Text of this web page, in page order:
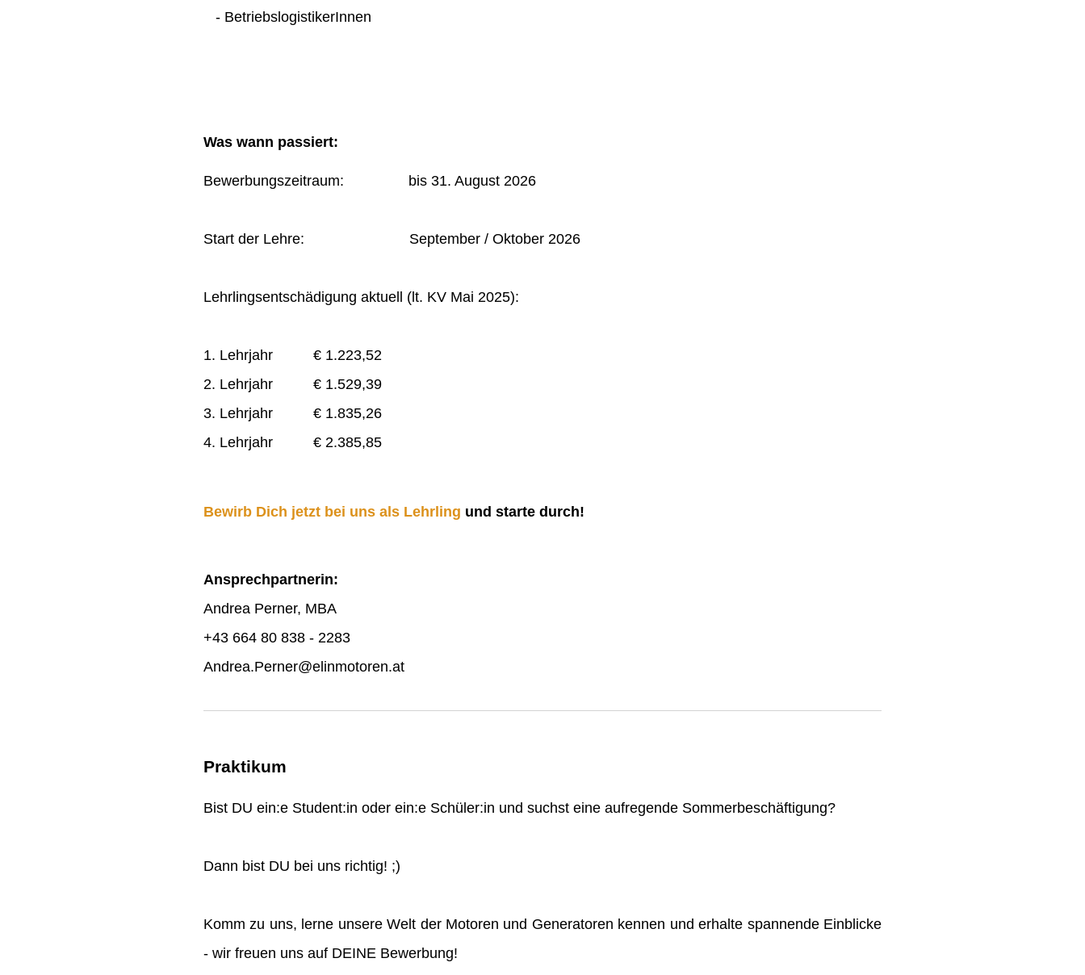
- BetriebslogistikerInnen
Was wann passiert:
Bewerbungszeitraum: bis 31. August 2026
Start der Lehre: September / Oktober 2026
Lehrlingsentschädigung aktuell (lt. KV Mai 2025):
1. Lehrjahr € 1.223,52
2. Lehrjahr € 1.529,39
3. Lehrjahr € 1.835,26
4. Lehrjahr € 2.385,85
Bewirb Dich jetzt bei uns als Lehrling und starte durch!
Ansprechpartnerin:
Andrea Perner, MBA
+43 664 80 838 - 2283
Andrea.Perner@elinmotoren.at
Praktikum
Bist DU ein:e Student:in oder ein:e Schüler:in und suchst eine aufregende Sommerbeschäftigung?
Dann bist DU bei uns richtig! ;)
Komm zu uns, lerne unsere Welt der Motoren und Generatoren kennen und erhalte spannende Einblicke
- wir freuen uns auf DEINE Bewerbung!